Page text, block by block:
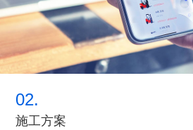
02.
施工方案